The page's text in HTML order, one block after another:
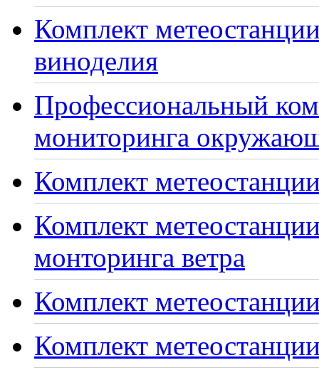
Комплект
виноделия
Профессиональный
мониторинга
Комплект
Комплект
монторинга ветра
Комплект
Комплект